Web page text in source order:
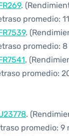
.
promedio:
.
promedio:
.
promedio:
.
promedio: 9